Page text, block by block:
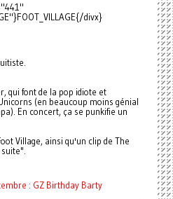
divx}
qui font de la pop idiote et
(en beaucoup moins génial
En concert, ça se punkifie un
Village, ainsi qu'un clip de The
: GZ Birthday Barty